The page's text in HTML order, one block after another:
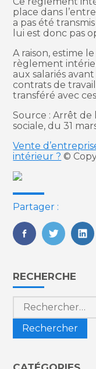
place dans
a pas été
lui est donc pas
A raison, estime
règlement
aux salariés
contrats de
transféré avec
Source : Arrêt de
sociale, du 31
Vente
intérieur ? ©
Partager :
FaceBook
Twitter
Blog
sidebar
RECHERCHE
Rechercher :